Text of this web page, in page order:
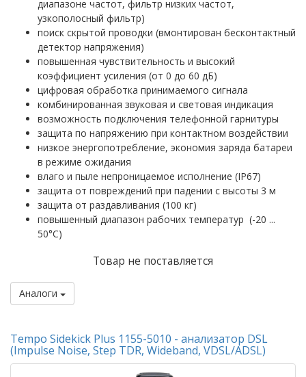
диапазоне частот, фильтр низких частот,
узкополосный фильтр)
поиск скрытой проводки (вмонтирован бесконтактный
детектор напряжения)
повышенная чувствительность и высокий
коэффициент усиления (от 0 до 60 дБ)
цифровая обработка принимаемого сигнала
комбинированная звуковая и световая индикация
возможность подключения телефонной гарнитуры
защита по напряжению при контактном воздействии
низкое энергопотребление, экономия заряда батареи
в режиме ожидания
влаго и пыле непроницаемое исполнение (IP67)
защита от повреждений при падении с высоты 3 м
защита от раздавливания (100 кг)
повышенный диапазон рабочих температур (-20 ...
50°C)
Товар не поставляется
Аналоги
Tempo Sidekick Plus 1155-5010 - анализатор DSL
(Impulse Noise, Step TDR, Wideband, VDSL/ADSL)